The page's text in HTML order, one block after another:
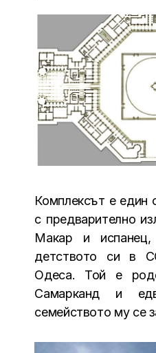
Комплексът е един
с предварително
Макар и испанец,
детството си в
Одеса. Той е
Самарканд и
семейството му се